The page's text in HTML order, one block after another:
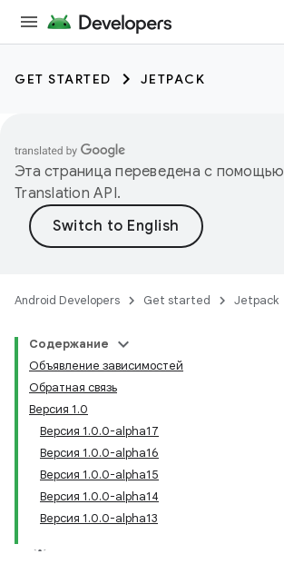
GET STARTED JETPACK
Эта страница переведена с помощью
Translation API.
Android Developers Get started Jetpack
Содержание
Объявление зависимостей
Обратная связь
Версия 1.0
Версия 1.0.0-alpha17
Версия 1.0.0-alpha16
Версия 1.0.0-alpha15
Версия 1.0.0-alpha14
Версия 1.0.0-alpha13